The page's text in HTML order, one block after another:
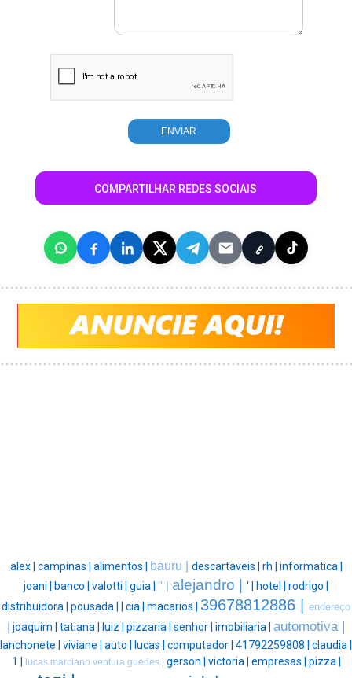
COMPARTILHAR REDES SOCIAIS
alex | campinas | alimentos | bauru | descartaveis | rh | informatica |
joani |
banco | valotti | guia | '' | alejandro | ' | hotel | rodrigo |
distribuidora | pousada | cia | macarios | 39678812886 |
endereço
joaquim | tatiana | luiz | pizzaria | senhor | imobiliaria | automotiva |
lanchonete | viviane | auto | lucas | computador | 41792259808 | claudia |
1 |
lucas marciano ventura guedes | gerson | victoria | empresas | pizza |